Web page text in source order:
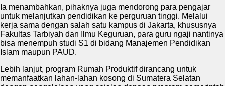
Ia menambahkan, pihaknya juga mendorong para pengajar
untuk melanjutkan pendidikan ke perguruan tinggi. Melalui
kerja sama dengan salah satu kampus di Jakarta, khususnya
Fakultas Tarbiyah dan Ilmu Keguruan, para guru ngaji nantinya
bisa menempuh studi S1 di bidang Manajemen Pendidikan
Islam maupun PAUD.
Lebih lanjut, program Rumah Produktif dirancang untuk
memanfaatkan lahan-lahan kosong di Sumatera Selatan